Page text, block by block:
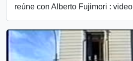
reúne con Alberto Fujimori : video